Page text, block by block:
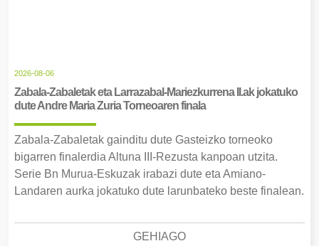
2026-08-06
Zabala-Zabaletak eta Larrazabal-Mariezkurrena II.ak jokatuko
dute Andre Maria Zuria Torneoaren finala
Zabala-Zabaletak gainditu dute Gasteizko torneoko
bigarren finalerdia Altuna III-Rezusta kanpoan utzita.
Serie Bn Murua-Eskuzak irabazi dute eta Amiano-
Landaren aurka jokatuko dute larunbateko beste finalean.
GEHIAGO